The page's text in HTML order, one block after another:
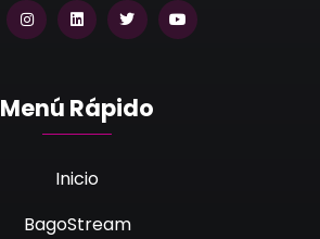
Menú Rápido
Inicio
BagoStream